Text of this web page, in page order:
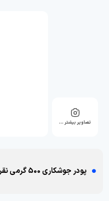
تصاویر بیشتر …
پودر جوشکاری 500 گرمی نقره